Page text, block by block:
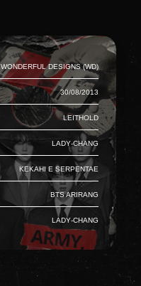
Wonderful Designs (WD)
30/08/2013
Leithold
Lady-Chang
Kekahi e Serpentae
BTS Arirang
Lady-Chang